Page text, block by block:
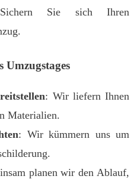
Sie sich Ihren
Umzugstages
: Wir liefern Ihnen
Materialien.
: Wir kümmern uns um
planen wir den Ablauf,